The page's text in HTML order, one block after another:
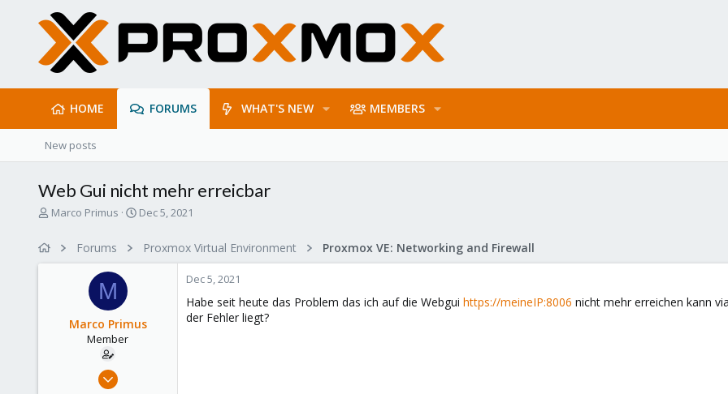
HOME FORUMS WHAT'S NEW MEMBERS
New posts
Web Gui nicht mehr erreicbar
T
Marco Primus
S
e
Dec 5, 2021
Forums Proxmox Virtual Environment Proxmox VE: Networking and Firewall
M
Marco Primus
Member
Dec 17, 2018
Dec 5, 2021
Habe seit heute das Problem das ich auf die Webgui https://meineIP:8006 nicht mehr erreichen kann
der Fehler liegt?